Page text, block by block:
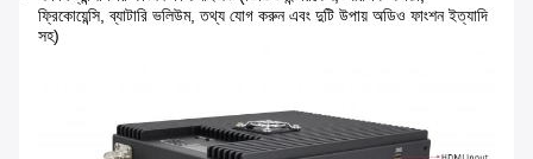
ফ্রিকোয়েন্সি, ব্যাটারি ভলিউম, তথ্য যোগ করুন এবং দুটি উপায় অডিও ফাংশন ইত্যাদি
সহ)